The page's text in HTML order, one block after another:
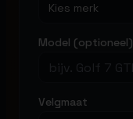
Kies merk
Model (optioneel)
Velgmaat